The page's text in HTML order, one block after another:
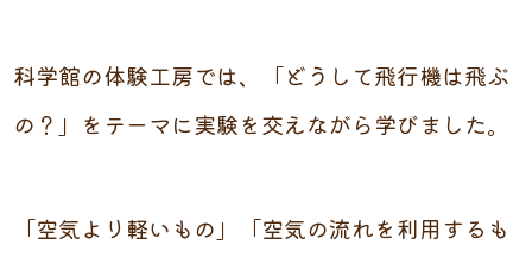
科学館の体験工房では、「どうして飛行機は飛ぶ
の？」をテーマに実験を交えながら学びました。
「空気より軽いもの」「空気の流れを利用するも